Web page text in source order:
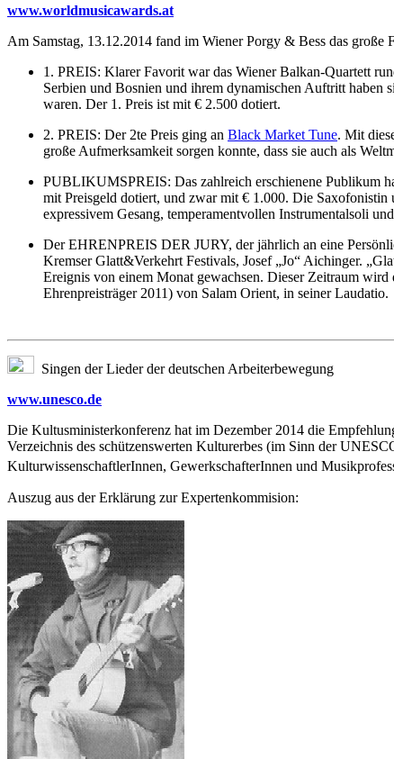
www.worldmusicawards.at
Am Samstag, 13.12.2014 fand im Wiener Porgy & Bess das
1. PREIS: Klarer Favorit war das Wiener Balkan-Quartett
Serbien und Bosnien und ihrem dynamischen Auftritt haben
waren. Der 1. Preis ist mit € 2.500 dotiert.
2. PREIS: Der 2te Preis ging an Black Market Tune. Mit
große Aufmerksamkeit sorgen konnte, dass sie auch als
PUBLIKUMSPREIS: Das zahlreich erschienene Publikum
mit Preisgeld dotiert, und zwar mit € 1.000. Die Saxofonistin
expressivem Gesang, temperamentvollen Instrumentalsoli
Der EHRENPREIS DER JURY, der jährlich an eine
Kremser Glatt&Verkehrt Festivals, Josef „Jo“ Aichinger.
Ereignis von einem Monat gewachsen. Dieser Zeitraum
Ehrenpreisträger 2011) von Salam Orient, in seiner Laudatio.
Singen der Lieder der deutschen Arbeiterbewegung
www.unesco.de
Die Kultusministerkonferenz hat im Dezember 2014 die
Verzeichnis des schützenswerten Kulturerbes (im Sinn der
KulturwissenschaftlerInnen, GewerkschafterInnen und
Auszug aus der Erklärung zur Expertenkommision: